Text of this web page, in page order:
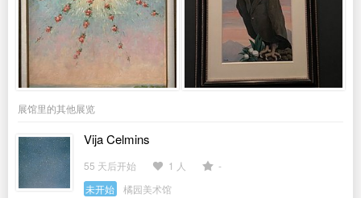
展馆里的其他展览
Vija Celmins
55 天后开始 1 人
-
未开始
橘园美术馆